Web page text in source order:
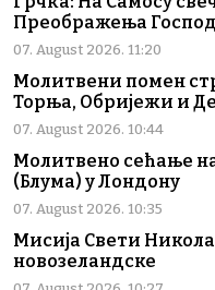
Преображења
07. August 2026. 11:20
Молитвени помен
Торња, Обријежи и
07. August 2026. 10:44
Молитвено сећање
(Блума) у Лондону
07. August 2026. 10:35
Мисија Свети Никола
новозеландске